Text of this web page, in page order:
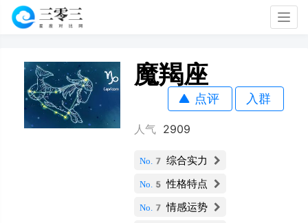
魔羯座
点评 入群
人气 2909
No.7 综合实力
No.5 性格特点
No.7 情感运势